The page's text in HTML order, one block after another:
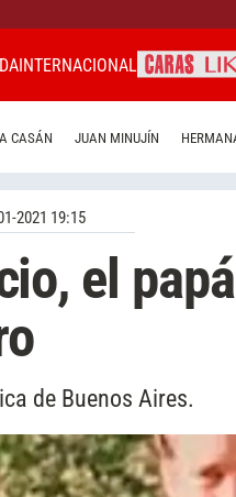
INTERNACIONAL
CASÁN JUAN MINUJÍN
2021 19:15
el
de Buenos Aires.